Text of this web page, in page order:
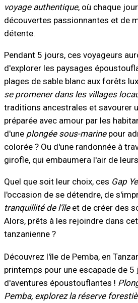
voyage authentique, où chaque
découvertes passionnantes et de
détente.
Pendant 5 jours, ces voyageurs
d'explorer les paysages
plages de sable blanc aux forêts
se promener dans les villages
traditions ancestrales et savourer
préparée avec amour par les
d'une plongée sous-marinepour
colorée ? Ou d'une randonnée à
girofle, qui embaumera l'air de
Quel que soit leur choix, ces Gap
l'occasion de se détendre, de
tranquillité de l'îleet de créer des
Alors, prêts à les rejoindre dans
tanzanienne ?
Découvrez l'île de Pemba, en
printemps pour une escapade de
d'aventures époustouflantes !
Pemba, explorez la réserve